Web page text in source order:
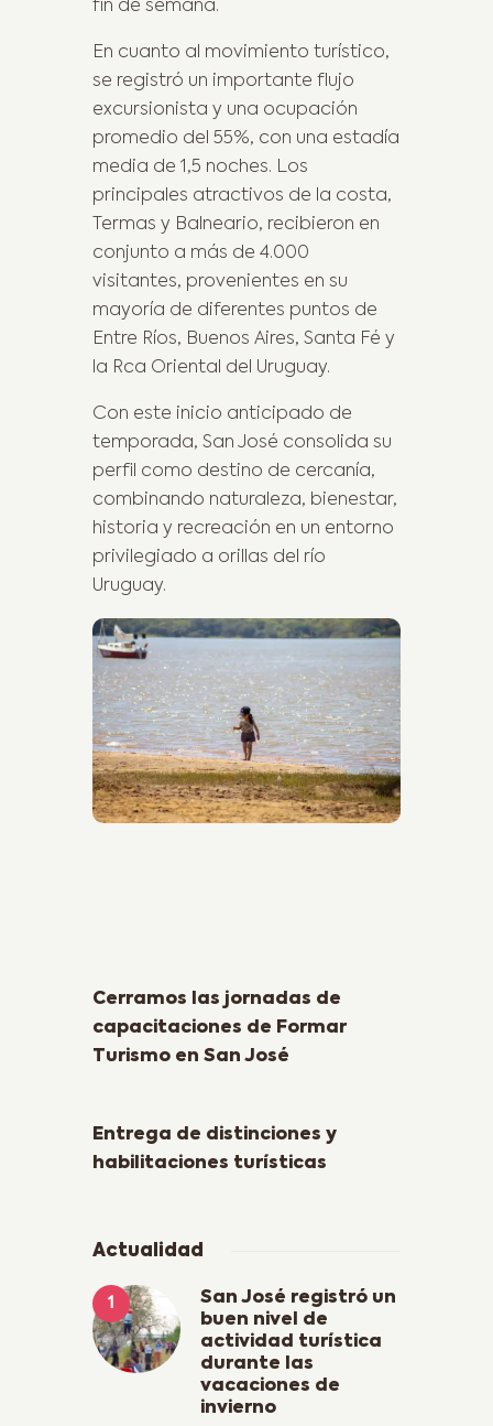
fin de semana.
En cuanto al movimiento turístico,
se registró un importante flujo
excursionista y una ocupación
promedio del 55%, con una estadía
media de 1,5 noches. Los
principales atractivos de la costa,
Termas y Balneario, recibieron en
conjunto a más de 4.000
visitantes, provenientes en su
mayoría de diferentes puntos de
Entre Ríos, Buenos Aires, Santa Fé y
la Rca Oriental del Uruguay.
Con este inicio anticipado de
temporada, San José consolida su
perfil como destino de cercanía,
combinando naturaleza, bienestar,
historia y recreación en un entorno
privilegiado a orillas del río
Uruguay.
Cerramos las jornadas de
capacitaciones de Formar
Turismo en San José
Entrega de distinciones y
habilitaciones turísticas
Actualidad
San José registró un
buen nivel de
actividad turística
durante las
vacaciones de
invierno